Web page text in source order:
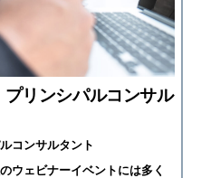
リンシパルコンサル
コンサルタント
ウェビナーイベントには多く